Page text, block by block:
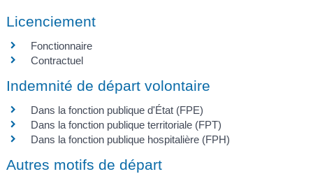
Licenciement
Fonctionnaire
Contractuel
Indemnité de départ volontaire
Dans la fonction publique d'État (FPE)
Dans la fonction publique territoriale (FPT)
Dans la fonction publique hospitalière (FPH)
Autres motifs de départ